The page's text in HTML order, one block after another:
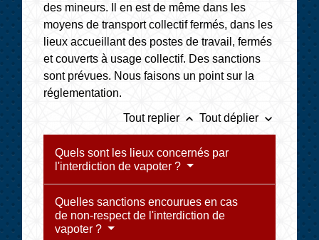
des mineurs. Il en est de même dans les
moyens de transport collectif fermés, dans les
lieux accueillant des postes de travail, fermés
et couverts à usage collectif. Des sanctions
sont prévues. Nous faisons un point sur la
réglementation.
Tout replier keyboard_arrow_up Tout déplier keyboard_arrow_down
Quels sont les lieux concernés par
l'interdiction de vapoter ?
Quelles sanctions encourues en cas
de non-respect de l'interdiction de
vapoter ?